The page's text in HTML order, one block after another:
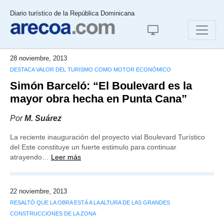
Diario turístico de la República Dominicana
28 noviembre, 2013
DESTACA VALOR DEL TURISMO COMO MOTOR ECONÓMICO
Simón Barceló: “El Boulevard es la
mayor obra hecha en Punta Cana”
PorM. Suárez
La reciente inauguración del proyecto vial Boulevard Turístico
del Este constituye un fuerte estimulo para continuar
atrayendo… Leer más
22 noviembre, 2013
RESALTÓ QUE LA OBRA ESTÁ A LA ALTURA DE LAS GRANDES
CONSTRUCCIONES DE LA ZONA